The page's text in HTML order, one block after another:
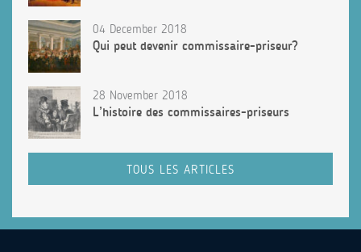
04 December 2018
Qui peut devenir commissaire-priseur?
28 November 2018
L’histoire des commissaires-priseurs
TOUS LES ARTICLES